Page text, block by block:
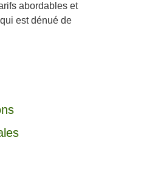
abordables et
est dénué de